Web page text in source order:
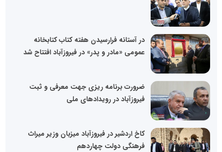
در آستانه فرارسیدن هفته کتاب کتابخانه
عمومی «مادر و پدر» در فیروزآباد افتتاح شد
ضرورت برنامه ریزی جهت معرفی و ثبت
فیروزآباد در رویدادهای ملی
کاخ اردشیر در فیروزآباد میزبان وزیر میراث
فرهنگی دولت چهاردهم